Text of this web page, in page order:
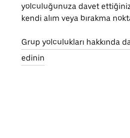
yolculuğunuza davet
kendi alım veya bırakma
Grup yolculukları hakkında
edinin